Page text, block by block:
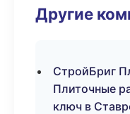
Другие
СтройБриг
Плиточные
ключ в